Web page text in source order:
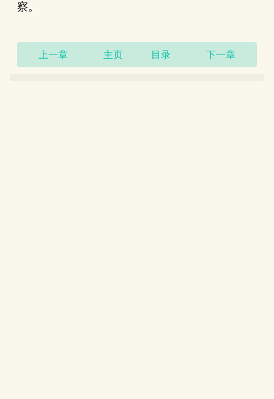
察。
上一章 主页 目录 下一章